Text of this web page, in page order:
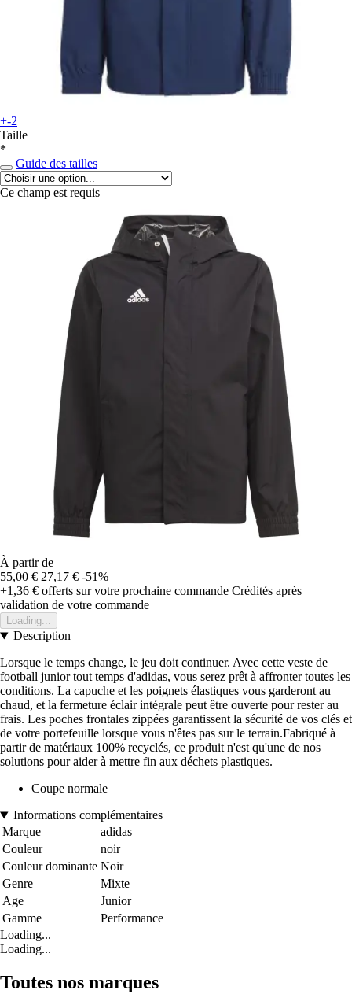
+-2
Taille
*
Guide des tailles
Ce champ est requis
À partir de
55,00 € 27,17 € -51%
+1,36 € offerts sur votre prochaine commande Crédités après
validation de votre commande
Loading...
Description
Lorsque le temps change, le jeu doit continuer. Avec cette veste de
football junior tout temps d'adidas, vous serez prêt à affronter toutes les
conditions. La capuche et les poignets élastiques vous garderont au
chaud, et la fermeture éclair intégrale peut être ouverte pour rester au
frais. Les poches frontales zippées garantissent la sécurité de vos clés et
de votre portefeuille lorsque vous n'êtes pas sur le terrain.Fabriqué à
partir de matériaux 100% recyclés, ce produit n'est qu'une de nos
solutions pour aider à mettre fin aux déchets plastiques.
Coupe normale
Informations complémentaires
Marque
adidas
Couleur
noir
Couleur dominante Noir
Genre
Mixte
Age
Junior
Gamme
Performance
Loading...
Loading...
Toutes nos marques